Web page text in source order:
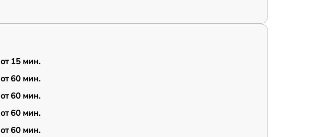
от 15 мин.
от 60 мин.
от 60 мин.
от 60 мин.
от 60 мин.